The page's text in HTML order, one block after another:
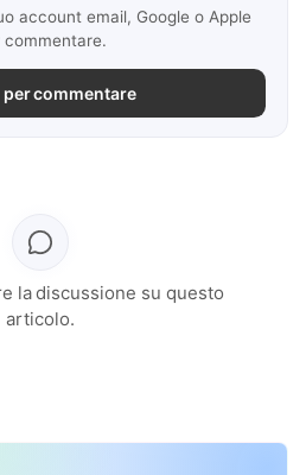
account email, Google o Apple
commentare.
commentare
la discussione su questo
articolo.